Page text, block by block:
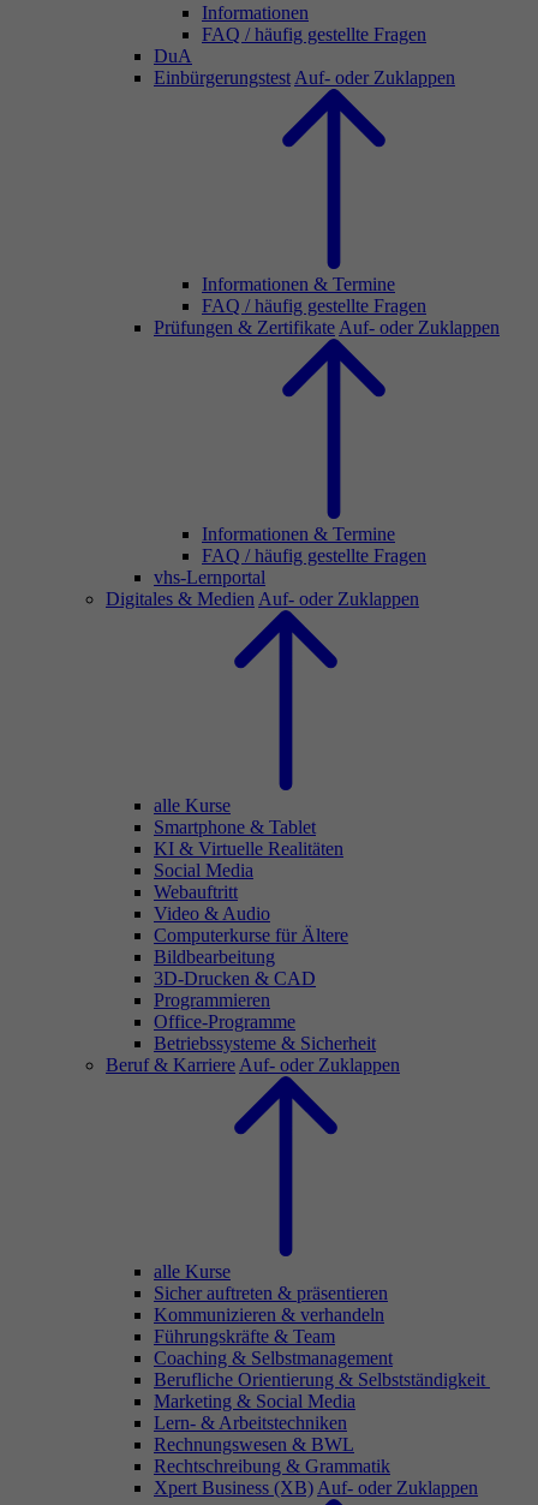
Informationen
FAQ / häufig gestellte Fragen
DuA
Einbürgerungstest Auf- oder Zuklappen
Informationen & Termine
FAQ / häufig gestellte Fragen
Prüfungen & Zertifikate Auf- oder Zuklappen
Informationen & Termine
FAQ / häufig gestellte Fragen
vhs-Lernportal
Digitales & Medien Auf- oder Zuklappen
alle Kurse
Smartphone & Tablet
KI & Virtuelle Realitäten
Social Media
Webauftritt
Video & Audio
Computerkurse für Ältere
Bildbearbeitung
3D-Drucken & CAD
Programmieren
Office-Programme
Betriebssysteme & Sicherheit
Beruf & Karriere Auf- oder Zuklappen
alle Kurse
Sicher auftreten & präsentieren
Kommunizieren & verhandeln
Führungskräfte & Team
Coaching & Selbstmanagement
Berufliche Orientierung & Selbstständigkeit
Marketing & Social Media
Lern- & Arbeitstechniken
Rechnungswesen & BWL
Rechtschreibung & Grammatik
Xpert Business (XB) Auf- oder Zuklappen